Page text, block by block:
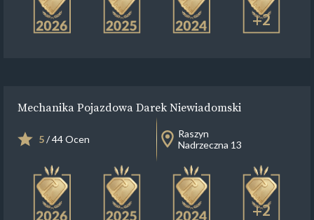
+2
Mechanika Pojazdowa Darek Niewiadomski
5/ 44 Ocen
Raszyn
Nadrzeczna 13
+2